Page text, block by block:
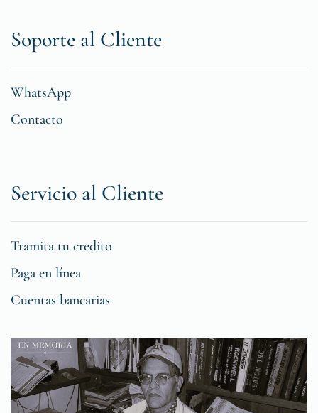
Soporte al Cliente
WhatsApp
Contacto
Servicio al Cliente
Tramita tu credito
Paga en línea
Cuentas bancarias